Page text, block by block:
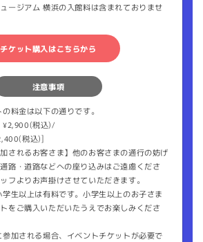
ージアム 横浜の入館料は含まれておりませ
チケット購入はこちらから
注意事項
料金は以下の通りです。
¥2,900(税込)/
税込)]
されるお客さま】他のお客さまの通行の妨げ
路・道路などへの座り込みはご遠慮くださ
フよりお声掛けさせていただきます。
生以上は有料です。小学生以上のお子さま
をご購入いただいたうえでお楽しみくださ
加される場合、イベントチケットが必要で